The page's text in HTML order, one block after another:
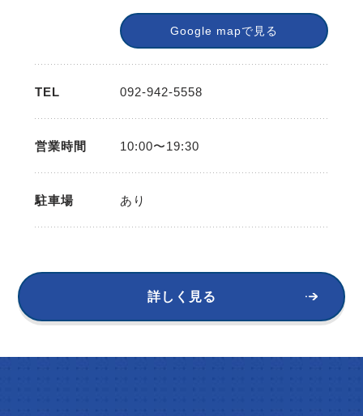
Google mapで見る
TEL 092-942-5558
営業時間 10:00〜19:30
駐車場 あり
詳しく見る